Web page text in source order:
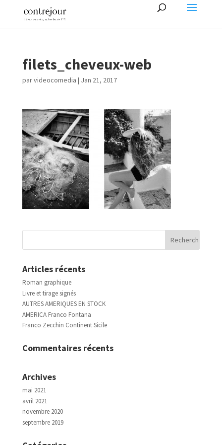
filets_cheveux-web
parvideocomedia | Jan 21, 2017
Articles récents
Roman graphique
Livre et tirage signés
AUTRES AMERIQUES EN STOCK
AMERICA Franco Fontana
Franco Zecchin Continent Sicile
Commentaires récents
Archives
mai 2021
avril 2021
novembre 2020
septembre 2019